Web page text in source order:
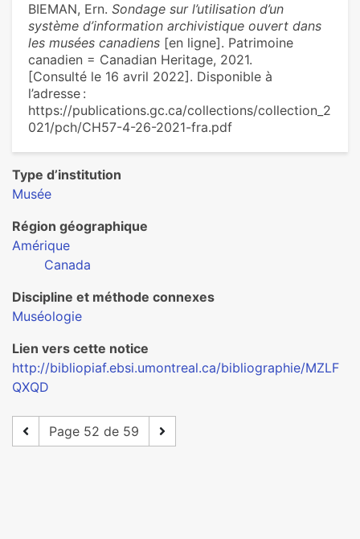
BIEMAN, Ern. Sondage sur l’utilisation d’un
système d’information archivistique ouvert dans
les musées canadiens [en ligne]. Patrimoine
canadien = Canadian Heritage, 2021.
[Consulté le 16 avril 2022]. Disponible à
l’adresse :
https://publications.gc.ca/collections/collection_2
021/pch/CH57-4-26-2021-fra.pdf
Type d’institution
Musée
Région géographique
Amérique
Canada
Discipline et méthode connexes
Muséologie
Lien vers cette notice
http://bibliopiaf.ebsi.umontreal.ca/bibliographie/MZLF
QXQD
Page 52 de 59